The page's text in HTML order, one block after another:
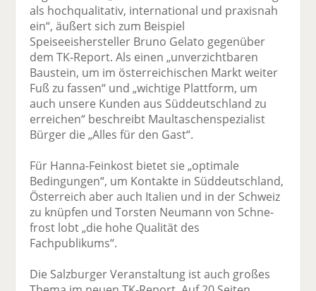
als hochqualitativ, international und praxisnah
ein“, äußert sich zum Beispiel
Speiseeishersteller Bruno Gelato gegenüber
dem TK-Report. Als einen „unverzichtbaren
Baustein, um im österreichischen Markt weiter
Fuß zu fassen“ und „wichtige Plattform, um
auch unsere Kunden aus Süddeutschland zu
erreichen“ beschreibt Maultaschenspezialist
Bürger die „Alles für den Gast“.
Für Hanna-Feinkost bietet sie „optimale
Bedingungen“, um Kontakte in Süddeutschland,
Österreich aber auch Italien und in der Schweiz
zu knüpfen und Torsten Neumann von Schne-
frost lobt „die hohe Qualität des
Fachpublikums“.
Die Salzburger Veranstaltung ist auch großes